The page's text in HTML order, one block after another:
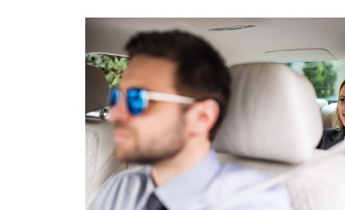
Politique de confidentialité
Termes et Conditions
Mentions légales